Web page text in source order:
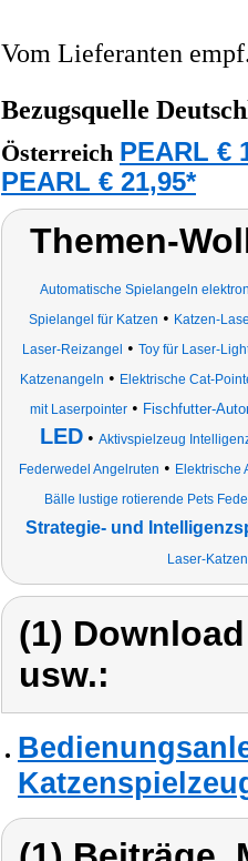
Vom Lieferanten
Bezugsquelle
Österreich PEARL €
PEARL € 21,95*
Themen-
Automatische Spielangeln
Spielangel für Katzen • Katzen-
Laser-Reizangel • Toy für Laser-
Katzenangeln • Elektrische Cat-
mit Laserpointer• Fischfutter-
LED • Aktivspielzeug
Federwedel Angelruten • Elektrische
Bälle lustige rotierende Pets
Strategie- und
Laser-
(1)
usw.: